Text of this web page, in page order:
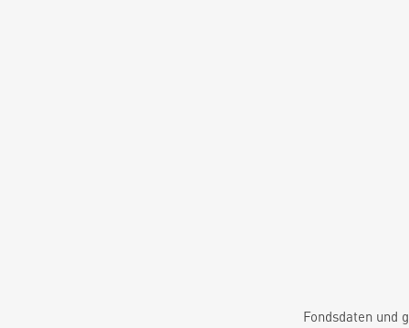
Fondsdaten und